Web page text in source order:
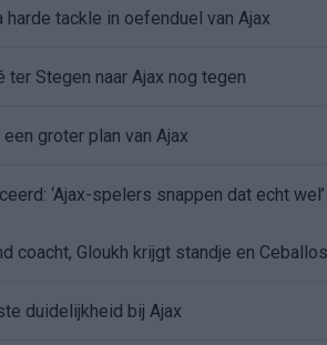
tackle in oefenduel van Ajax
Stegen naar Ajax nog tegen
groter plan van Ajax
‘Ajax-spelers snappen dat echt wel’
duidelijkheid bij Ajax